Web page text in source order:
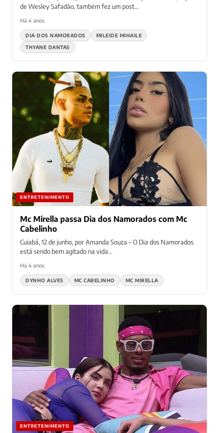
de Wesley Safadão, também fez um post...
Há 4 anos
DIA DOS NAMORADOS
MILEIDE MIHAILE
THYANE DANTAS
ENTRETENIMENTO
Mc Mirella passa Dia dos Namorados com Mc
Cabelinho
Cuiabá, 12 de junho, por Amanda Souza – O Dia dos Namorados
está sendo bem agitado na vida...
Há 4 anos
DYNHO ALVES MC CABELINHO MC MIRELLA
ENTRETENIMENTO